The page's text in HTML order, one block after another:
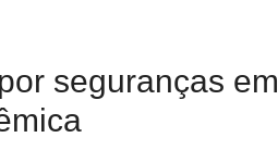
seguranças em